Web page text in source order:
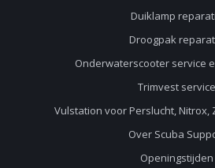
Duiklamp
Droogpak
Onderwaterscooter service
Trimvest service
Vulstation voor Perslucht, Nitrox,
Over Scuba
Openingstijden